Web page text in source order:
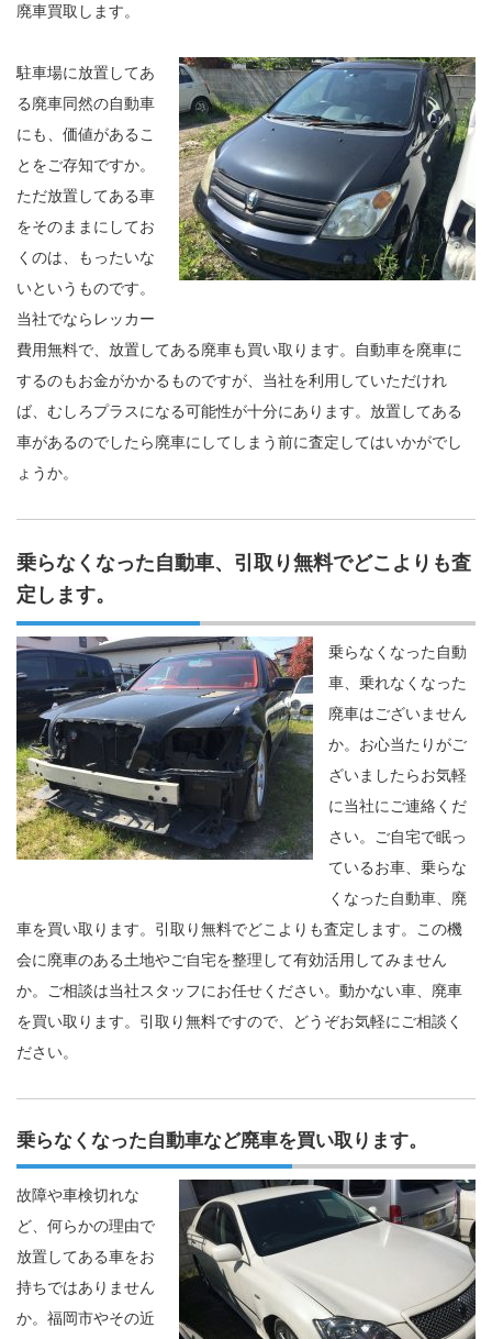
廃車買取します。
駐車場に放置してあ
る廃車同然の自動車
にも、価値があるこ
とをご存知ですか。
ただ放置してある車
をそのままにしてお
くのは、もったいな
いというものです。
当社でならレッカー
費用無料で、放置してある廃車も買い取ります。自動車を廃車に
するのもお金がかかるものですが、当社を利用していただけれ
ば、むしろプラスになる可能性が十分にあります。放置してある
車があるのでしたら廃車にしてしまう前に査定してはいかがでし
ょうか。
乗らなくなった自動車、引取り無料でどこよりも査
定します。
乗らなくなった自動
車、乗れなくなった
廃車はございません
か。お心当たりがご
ざいましたらお気軽
に当社にご連絡くだ
さい。ご自宅で眠っ
ているお車、乗らな
くなった自動車、廃
車を買い取ります。引取り無料でどこよりも査定します。この機
会に廃車のある土地やご自宅を整理して有効活用してみません
か。ご相談は当社スタッフにお任せください。動かない車、廃車
を買い取ります。引取り無料ですので、どうぞお気軽にご相談く
ださい。
乗らなくなった自動車など廃車を買い取ります。
故障や車検切れな
ど、何らかの理由で
放置してある車をお
持ちではありません
か。福岡市やその近